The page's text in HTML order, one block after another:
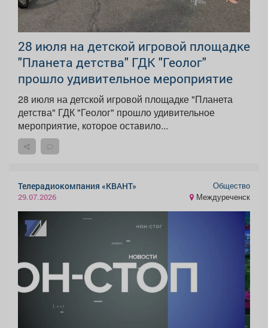
28 июля на детской игровой площадке
"Планета детства" ГДК "Геолог"
прошло удивительное мероприятие
28 июля на детской игровой площадке "Планета
детства" ГДК "Геолог" прошло удивительное
мероприятие, которое оставило...
Телерадиокомпания «КВАНТ»
29.07.2026
Общество
Междуреченск